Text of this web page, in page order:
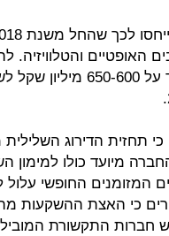
האופטיים
כי תחזית הדירוג
מיועד כולו למימון
המזומנים החופשי
כי האצת ההשקעות
התקשורת